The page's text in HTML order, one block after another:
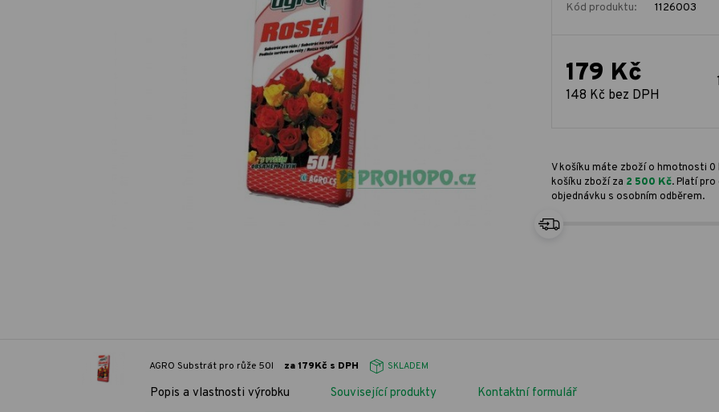
Kód produktu:
1126003
179 Kč
148 Kč bez DPH
V košíku máte zboží o hmotnosti
košíku zboží za 2 500 Kč. Platí
objednávku s osobním odběrem.
AGRO Substrát pro růže 50l za 179Kč s DPH SKLADEM
Popis a vlastnosti výrobku Související produkty Kontaktní formulář